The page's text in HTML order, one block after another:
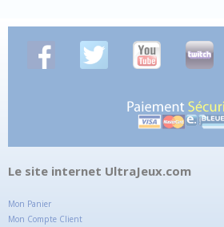
Le site internet UltraJeux.com
Mon Panier
Mon Compte Client